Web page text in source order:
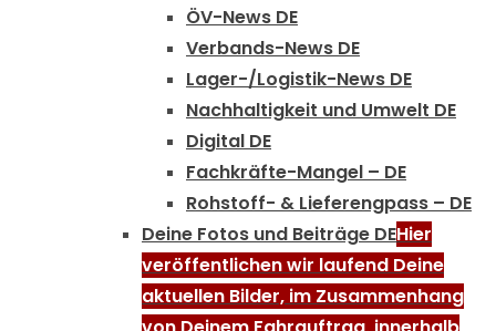
ÖV-News DE
Verbands-News DE
Lager-/Logistik-News DE
Nachhaltigkeit und Umwelt DE
Digital DE
Fachkräfte-Mangel – DE
Rohstoff- & Lieferengpass – DE
Deine Fotos und Beiträge DEHier
veröffentlichen wir laufend Deine
aktuellen Bilder, im Zusammenhang